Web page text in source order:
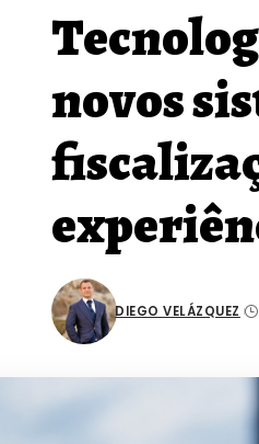
novos
DIEGO VELÁZQUEZ